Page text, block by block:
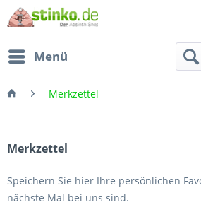
Menü
Merkzettel
Merkzettel
Speichern Sie hier Ihre persönlichen
nächste Mal bei uns sind.